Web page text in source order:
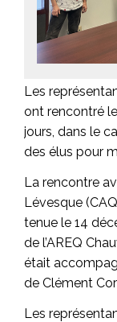
Les
ont rencontré
jours, dans le
des élus pour
La rencontre
Lévesque
tenue le 14
de l’AREQ
était
de Clément
Les